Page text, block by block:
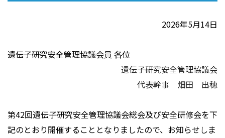
2026年5月14日
遺伝子研究安全管理協議会員 各位
遺伝子研究安全管理協議会
代表幹事 畑田 出穂
第42回遺伝子研究安全管理協議会総会及び安全研修会を下
記のとおり開催することとなりましたので、お知らせしま